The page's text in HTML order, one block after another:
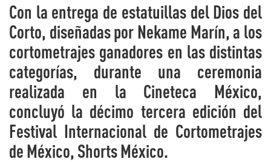
Con la entrega de estatuillas del Dios del
Corto, diseñadas por Nekame Marín, a los
cortometrajes ganadores en las distintas
categorías, durante una ceremonia
realizada en la Cineteca México,
concluyó la décimo tercera edición del
Festival Internacional de Cortometrajes
de México, Shorts México.